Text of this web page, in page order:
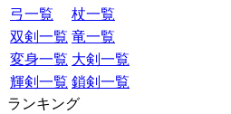
弓一覧
杖一覧
双剣一覧 竜一覧
変身一覧 大剣一覧
輝剣一覧 鎖剣一覧
ランキング